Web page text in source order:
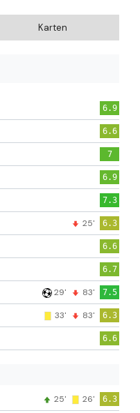
Karten
6.9
6.6
7
6.9
7.3
25' 6.3
6.6
6.7
29' 83' 7.5
33' 83' 6.3
6.6
25' 26' 6.3